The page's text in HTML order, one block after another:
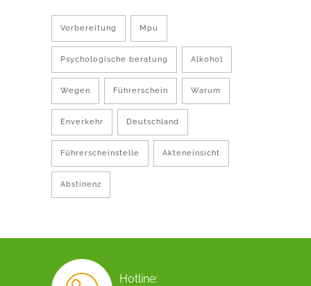
Vorbereitung Mpu
Psychologische beratung Alkohol
Wegen Führerschein Warum
Enverkehr Deutschland
Führerscheinstelle Akteneinsicht
Abstinenz
Hotline: